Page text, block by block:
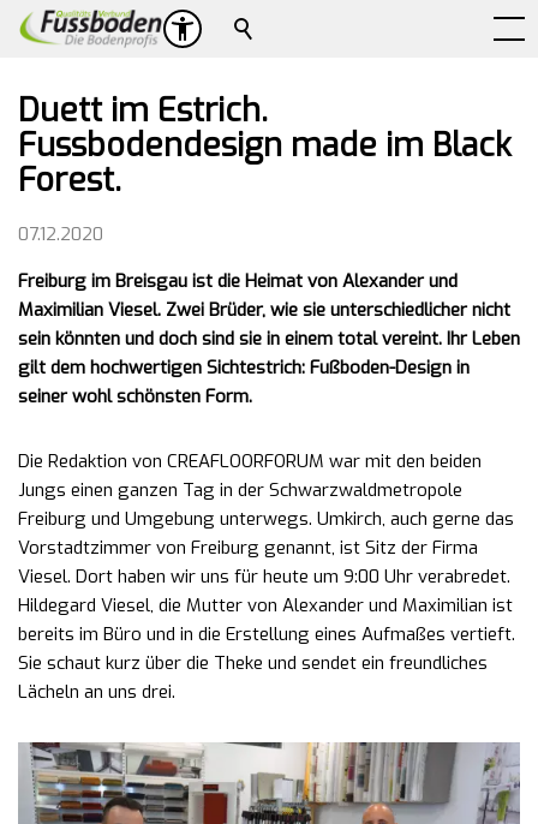
Suche
Duett im Estrich.
Fussbodendesign made im Black
Forest.
07.12.2020
Freiburg im Breisgau ist die Heimat von Alexander und
Maximilian Viesel. Zwei Brüder, wie sie unterschiedlicher nicht
sein könnten und doch sind sie in einem total vereint. Ihr Leben
gilt dem hochwertigen Sichtestrich: Fußboden-Design in
seiner wohl schönsten Form.
Die Redaktion von CREAFLOORFORUM war mit den beiden
Jungs einen ganzen Tag in der Schwarzwaldmetropole
Freiburg und Umgebung unterwegs. Umkirch, auch gerne das
Vorstadtzimmer von Freiburg genannt, ist Sitz der Firma
Viesel. Dort haben wir uns für heute um 9:00 Uhr verabredet.
Hildegard Viesel, die Mutter von Alexander und Maximilian ist
bereits im Büro und in die Erstellung eines Aufmaßes vertieft.
Sie schaut kurz über die Theke und sendet ein freundliches
Lächeln an uns drei.